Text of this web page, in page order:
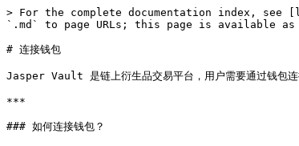
> For the complete documentation index,
`.md` to page URLs; this page is available
# 连接钱包
Jasper Vault 是链上衍生品交易平台，用户需要通过钱包连
***
### 如何连接钱包？